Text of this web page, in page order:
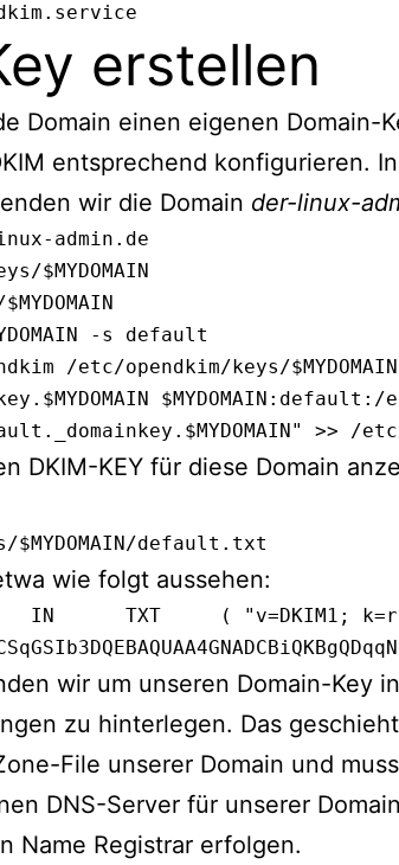
erstellen
Domain einen eigenen Domain-
entsprechend konfigurieren. In
wir die Domain der-linux-
admin.de
$MYDOMAIN
-s default
/etc/opendkim/keys/$MYDOMAIN
>> /
DKIM-KEY für diese Domain
default.txt
wie folgt aussehen:
wir um unseren Domain-Key in
zu hinterlegen. Das
File unserer Domain und
DNS-Server für unserer Domain
Name Registrar erfolgen.